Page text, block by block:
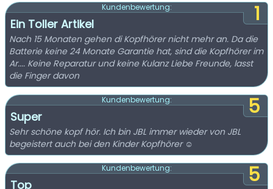
1
Kundenbewertung:
Ein Toller Artikel
Nach 15 Monaten gehen di Kopfhörer nicht mehr an. Da die
Batterie keine 24 Monate Garantie hat, sind die Kopfhörer im
Ar.... Keine Reparatur und keine Kulanz Liebe Freunde, lasst
die Finger davon
5
Kundenbewertung:
Super
Sehr schöne kopf hör. Ich bin JBL immer wieder von JBL
begeistert auch bei den Kinder Kopfhörer ☺️
5
Kundenbewertung:
Top